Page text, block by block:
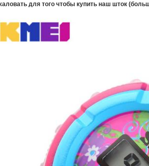
для того чтобы купить наш шток